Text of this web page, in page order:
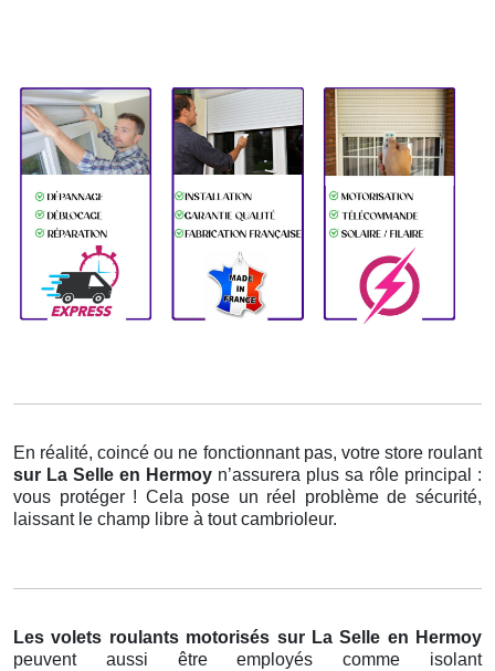
En réalité, coincé ou ne fonctionnant pas, votre store roulant
sur La Selle en Hermoy n’assurera plus sa rôle principal :
vous protéger ! Cela pose un réel problème de sécurité,
laissant le champ libre à tout cambrioleur.
Les volets roulants motorisés sur La Selle en Hermoy
peuvent aussi être employés comme isolant